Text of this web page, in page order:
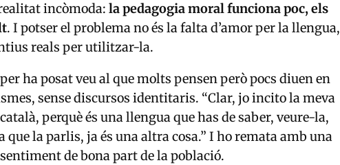
incòmoda: la pedagogia moral funciona poc, els
. I potser el problema no és la falta d’amor per la llengua,
reals per utilitzar-la.
ha posat veu al que molts pensen però pocs diuen en
sense discursos identitaris. “Clar, jo incito la meva
perquè és una llengua que has de saber, veure-la,
que la parlis, ja és una altra cosa.” I ho remata amb una
de bona part de la població.